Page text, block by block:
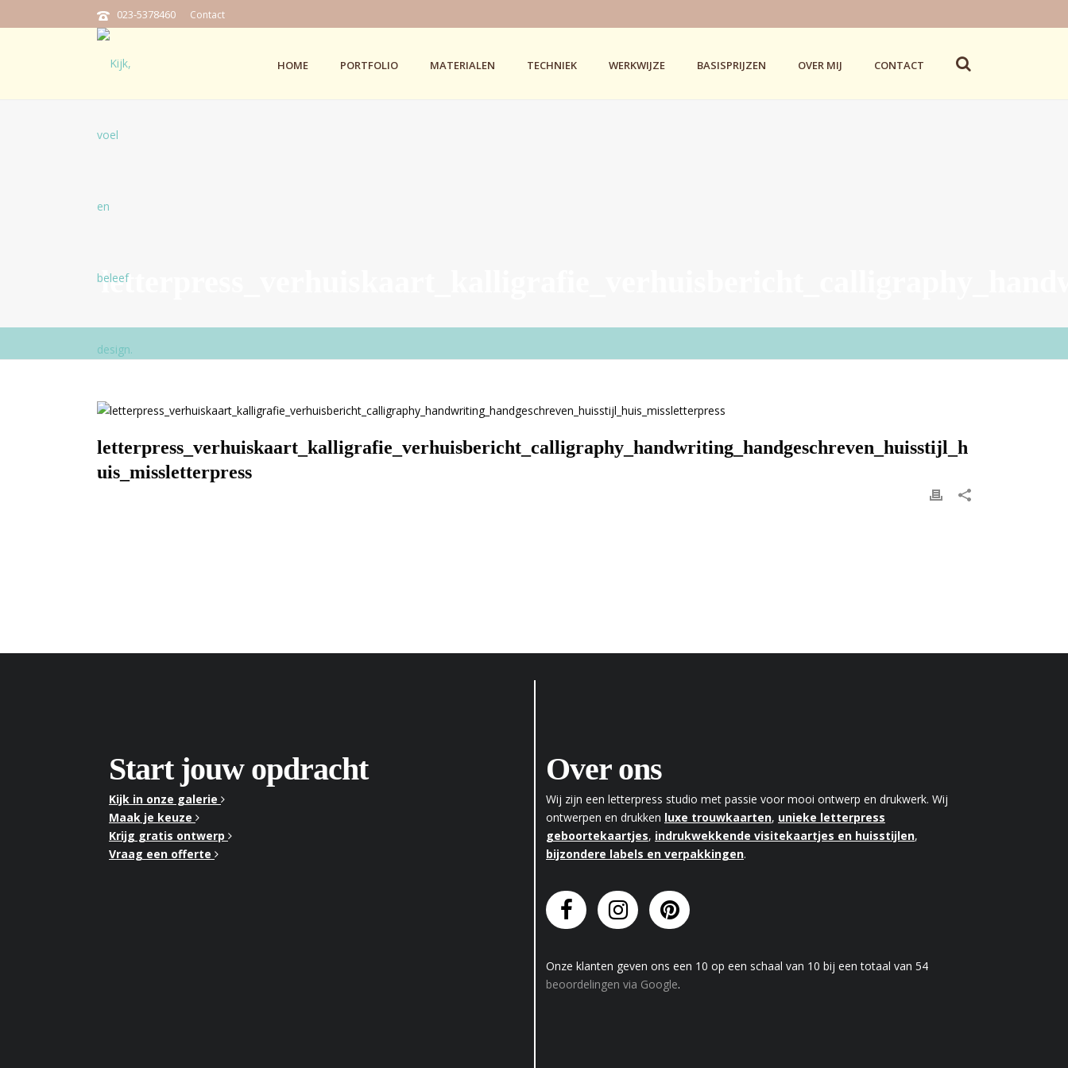
023-5378460 Contact
HOME PORTFOLIO MATERIALEN TECHNIEK WERKWIJZE BASISPRIJZEN OVER MIJ CONTACT
letterpress_verhuiskaart_kalligrafie_verhuisbericht_calligraphy_handwriting_handgeschreven_huisstijl_h
uis_missletterpress
Start jouw opdracht
Kijk in onze galerie
Maak je keuze
Krijg gratis ontwerp
Vraag een offerte
Over ons
Wij zijn een letterpress studio met passie voor mooi ontwerp en drukwerk. Wij
ontwerpen en drukken luxe trouwkaarten, unieke letterpress
geboortekaartjes, indrukwekkende visitekaartjes en huisstijlen,
bijzondere labels en verpakkingen.
Onze klanten geven ons een 10 op een schaal van 10 bij een totaal van 54
beoordelingen via Google.